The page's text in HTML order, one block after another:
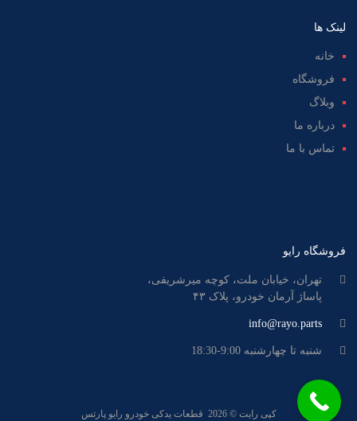
لینک ها
خانه
فروشگاه
وبلاگ
درباره ما
تماس با ما
فروشگاه رایو
تهران، خیابان ملت، کوچه میرشریفی،
پاساژ آرمان خودرو، پلاک ۴۳
info@rayo.parts
شنبه تا چهارشنبه 9:00-18:30
کپی رایت ©2026 قطعات یدکی خودرو رایو پارتس